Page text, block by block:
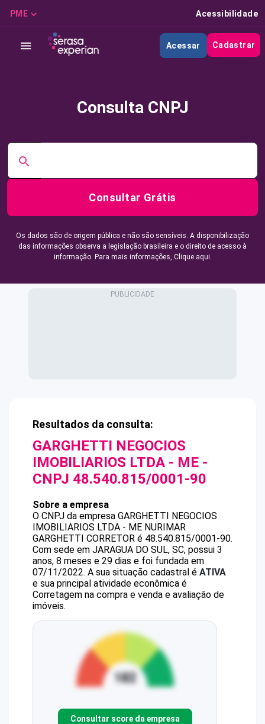
PME Acessibilidade
Acessar Cadastrar
Consulta CNPJ
Consultar Grátis
Os dados são de origem pública e não são sensíveis. A disponibilização
das informações observa a legislação brasileira e o direito de acesso à
informação. Para mais informações, Clique aqui.
Resultados da consulta:
GARGHETTI NEGOCIOS
IMOBILIARIOS LTDA - ME -
CNPJ 48.540.815/0001-90
Sobre a empresa
O CNPJ da empresa GARGHETTI NEGOCIOS
IMOBILIARIOS LTDA - ME NURIMAR
GARGHETTI CORRETOR é 48.540.815/0001-90.
Com sede em JARAGUA DO SUL, SC, possui 3
anos, 8 meses e 29 dias e foi fundada em
07/11/2022. A sua situação cadastral é ATIVA
e sua principal atividade econômica é
Corretagem na compra e venda e avaliação de
imóveis.
Consultar score da empresa